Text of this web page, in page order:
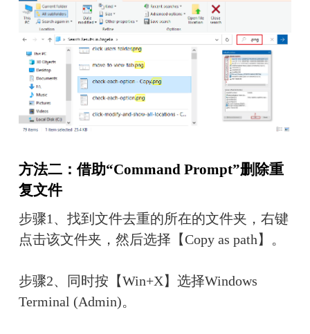
方法二：借助“Command Prompt”删除重
复文件
步骤1、找到文件去重的所在的文件夹，右键
点击该文件夹，然后选择【Copy as path】。
步骤2、同时按【Win+X】选择Windows
Terminal (Admin)。